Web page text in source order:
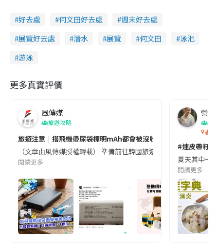
好去處 何文田好去處
週末好去處
展覽好去處
潛水 展覽 何文田
泳池
游泳
更多真實評價
風傳媒
旅遊攻略
旅遊注意｜搭飛機帶尿袋標明mAh都會被沒收😱出發前切記檢查
（文章由風傳媒授權轉載） 準備前往韓國旅遊的民眾，近期要
閱讀更多
營養
香港
#連皮帶籽
夏天其中一
閱讀更多